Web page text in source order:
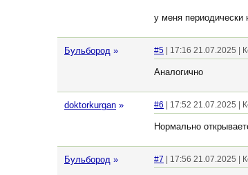
у меня периодически
Бульбород » #5 | 17:16 21.07.2025 |
Аналогично
doktorkurgan » #6 | 17:52 21.07.2025 |
Нормально
Бульбород » #7 | 17:56 21.07.2025 |